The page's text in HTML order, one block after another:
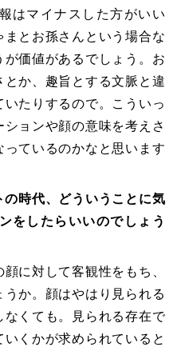
はマイナスした方がいい
とお孫さんという場合な
価値があるでしょう。お
か、趣旨とする文脈と違
たりするので。こういっ
ョンや顔の意味を考えさ
ているのかなと思います
時代、どういうことに気
をしたらいいのでしょう
に対して客観性をもち、
か。顔はやはり見られる
くても。見られる存在で
くかが求められていると